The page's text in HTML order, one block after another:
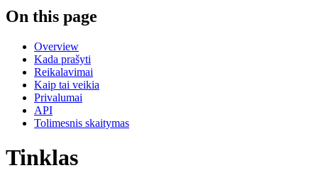
On this page
Overview
Kada prašyti
Reikalavimai
Kaip tai veikia
Privalumai
API
Tolimesnis skaitymas
Tinklas